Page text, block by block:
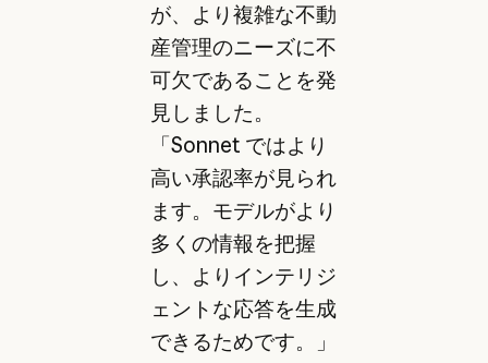
が、より複雑な不動
産管理のニーズに不
可欠であることを発
見しました。
「Sonnet ではより
高い承認率が見られ
ます。モデルがより
多くの情報を把握
し、よりインテリジ
ェントな応答を生成
できるためです。」